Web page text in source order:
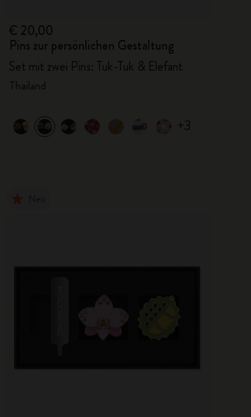
€ 20,00
Pins zur persönlichen Gestaltung
Set mit zwei Pins: Tuk-Tuk & Elefant
+3